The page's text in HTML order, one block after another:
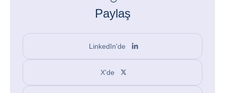
Paylaş
LinkedIn'de
X'de